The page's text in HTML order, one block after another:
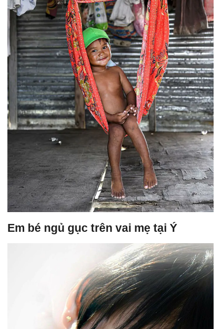
Em bé ngủ gục trên vai mẹ tại Ý